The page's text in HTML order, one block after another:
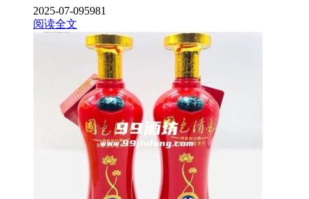
2025-07-095981
阅读全文